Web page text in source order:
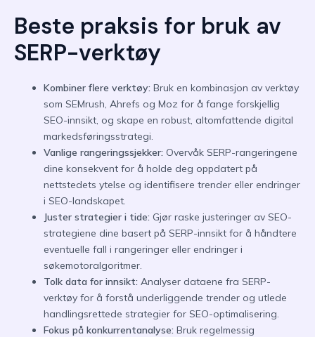
Beste praksis for bruk av
SERP-verktøy
Kombiner flere verktøy: Bruk en kombinasjon av verktøy
som SEMrush, Ahrefs og Moz for å fange forskjellig
SEO-innsikt, og skape en robust, altomfattende digital
markedsføringsstrategi.
Vanlige rangeringssjekker: Overvåk SERP-rangeringene
dine konsekvent for å holde deg oppdatert på
nettstedets ytelse og identifisere trender eller endringer
i SEO-landskapet.
Juster strategier i tide: Gjør raske justeringer av SEO-
strategiene dine basert på SERP-innsikt for å håndtere
eventuelle fall i rangeringer eller endringer i
søkemotoralgoritmer.
Tolk data for innsikt: Analyser dataene fra SERP-
verktøy for å forstå underliggende trender og utlede
handlingsrettede strategier for SEO-optimalisering.
Fokus på konkurrentanalyse: Bruk regelmessig